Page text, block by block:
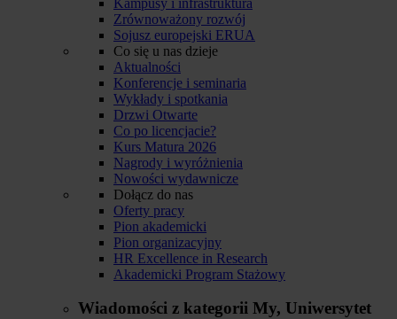
Zrównoważony rozwój
Sojusz europejski ERUA
Co się u nas dzieje
Aktualności
Konferencje i seminaria
Wykłady i spotkania
Drzwi Otwarte
Co po licencjacie?
Kurs Matura 2026
Nagrody i wyróżnienia
Nowości wydawnicze
Dołącz do nas
Oferty pracy
Pion akademicki
Pion organizacyjny
HR Excellence in Research
Akademicki Program Stażowy
Wiadomości z kategorii My, Uniwersytet